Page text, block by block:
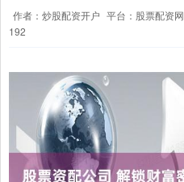
作者：炒股配资开户 平台：股票配资网
192